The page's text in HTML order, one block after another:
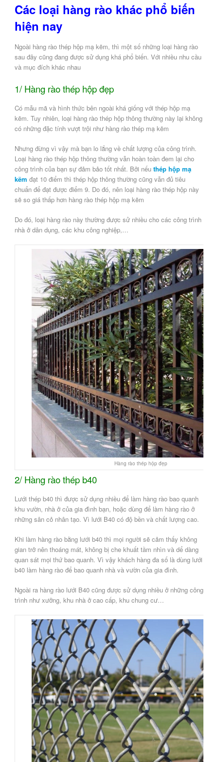
Các loại hàng rào khác phổ biến
hiện nay
Ngoài hàng rào thép hộp mạ kẽm, thì một số những loại hàng rào
sau đây cũng đang được sử dụng khá phổ biến. Với nhiều nhu cầu
và mục đích khác nhau
1/ Hàng rào thép hộp đẹp
Có mẫu mã và hình thức bên ngoài khá giống với thép hộp mạ
kẽm. Tuy nhiên, loại hàng rào thép hộp thông thường này lại không
có những đặc tính vượt trội như hàng rào thép mạ kẽm
Nhưng đừng vì vậy mà bạn lo lắng về chất lượng của công trình.
Loại hàng rào thép hộp thông thường vẫn hoàn toàn đem lại cho
công trình của bạn sự đảm bảo tốt nhất. Bởi nếu thép hộp mạ
kẽm đạt 10 điểm thì thép hộp thông thường cũng vẫn đủ tiêu
chuẩn để đạt được điểm 9. Do đó, nên loại hàng rào thép hộp này
sẽ so giá thấp hơn hàng rào thép hộp mạ kẽm
Do đó, loại hàng rào này thường được sử nhiều cho các công trình
nhà ở dân dụng, các khu công nghiệp,…
Hàng rào thép hộp đẹp
2/ Hàng rào thép b40
Lưới thép b40 thì được sử dụng nhiều để làm hàng rào bao quanh
khu vườn, nhà ở của gia đình bạn, hoặc dùng để làm hàng rào ở
những sân cỏ nhân tạo. Vì lưới B40 có độ bền và chất lượng cao.
Khi làm hàng rào bằng lưới b40 thì mọi người sẽ cảm thấy không
gian trở nên thoáng mát, không bị che khuất tầm nhìn và dể dàng
quan sát mọi thứ bao quanh. Vì vậy khách hàng đa số là dùng lưới
b40 làm hàng rào để bao quanh nhà và vườn của gia đình.
Ngoài ra hàng rào lưới B40 cũng được sử dụng nhiều ở những công
trình như xưởng, khu nhà ở cao cấp, khu chung cư…